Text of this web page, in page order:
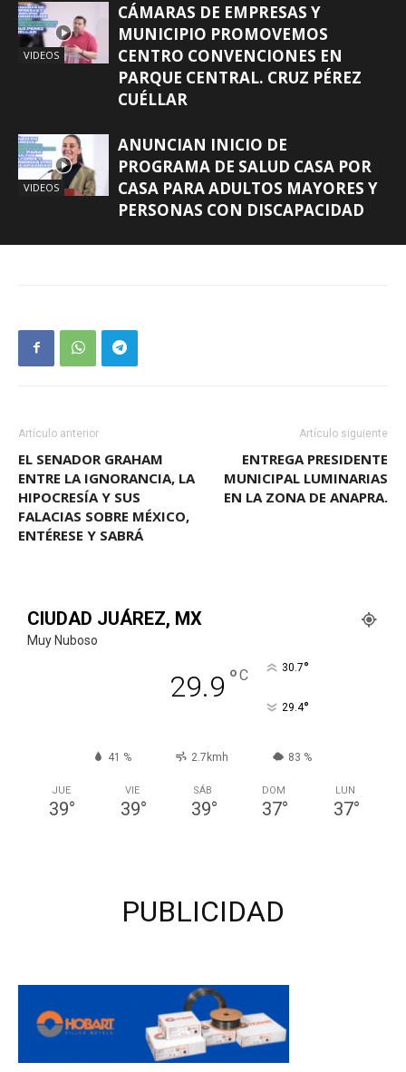
VIDEOS
CÁMARAS DE EMPRESAS Y
MUNICIPIO PROMOVEMOS
CENTRO CONVENCIONES EN
PARQUE CENTRAL. CRUZ PÉREZ
CUÉLLAR
VIDEOS
ANUNCIAN INICIO DE
PROGRAMA DE SALUD CASA POR
CASA PARA ADULTOS MAYORES Y
PERSONAS CON DISCAPACIDAD
Artículo anterior
EL SENADOR GRAHAM
ENTRE LA IGNORANCIA, LA
HIPOCRESÍA Y SUS
FALACIAS SOBRE MÉXICO,
ENTÉRESE Y SABRÁ
Artículo siguiente
ENTREGA PRESIDENTE
MUNICIPAL LUMINARIAS
EN LA ZONA DE ANAPRA.
CIUDAD JUÁREZ, MX
Muy Nuboso
29.9 °C 30.7°
29.4°
41 % 2.7kmh 83 %
JUE
39°
VIE
39°
SÁB
39°
DOM
37°
LUN
37°
PUBLICIDAD